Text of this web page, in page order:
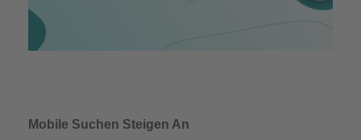
Mobile Suchen Steigen An